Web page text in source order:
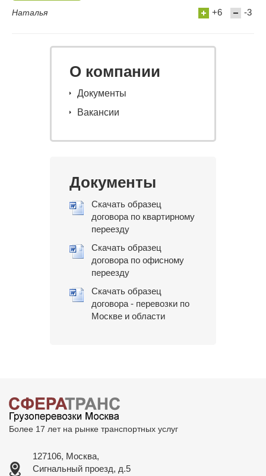
Наталья +6 -3
О компании
Документы
Вакансии
Документы
Скачать образец
договора по квартирному
переезду
Скачать образец
договора по офисному
переезду
Скачать образец
договора - перевозки по
Москве и области
Более 17 лет на рынке транспортных услуг
127106, Москва,
Сигнальный проезд, д.5